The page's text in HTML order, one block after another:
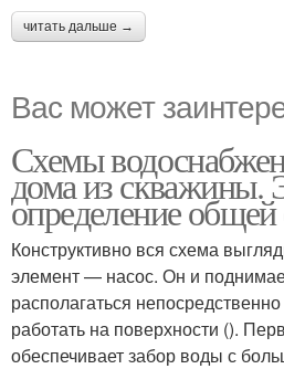
читать дальше →
Вас может
Схемы
дома из
определение
Конструктивно вся схема
элемент — насос. Он и
располагаться
работать на поверхности ().
обеспечивает забор воды с